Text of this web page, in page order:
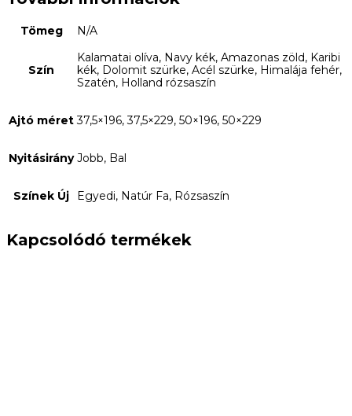
Tömeg N/A
Szín
Kalamatai olíva, Navy kék, Amazonas zöld, Karibi
kék, Dolomit szürke, Acél szürke, Himalája fehér,
Szatén, Holland rózsaszín
Ajtó méret 37,5×196, 37,5×229, 50×196, 50×229
Nyitásirány Jobb, Bal
Színek Új Egyedi, Natúr Fa, Rózsaszín
Kapcsolódó termékek